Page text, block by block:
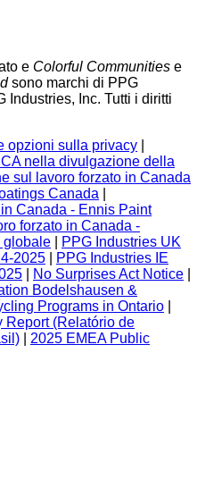
e Colorful Communities e
sono marchi di PPG
Industries, Inc. Tutti i diritti
opzioni sulla privacy
nella divulgazione della
sul lavoro forzato in Canada
Canada
Canada - Ennis Paint
forzato in Canada -
globale
PPG Industries UK
2025
PPG Industries IE
No Surprises Act Notice
Bodelshausen &
Programs in Ontario
Report (Relatório de
2025 EMEA Public